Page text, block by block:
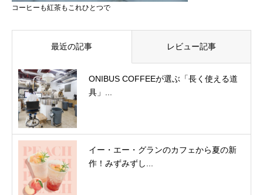
コーヒーも紅茶もこれひとつで
最近の記事 レビュー記事
ONIBUS COFFEEが選ぶ「長く使える道
具」...
イー・エー・グランのカフェから夏の新
作！みずみずし...